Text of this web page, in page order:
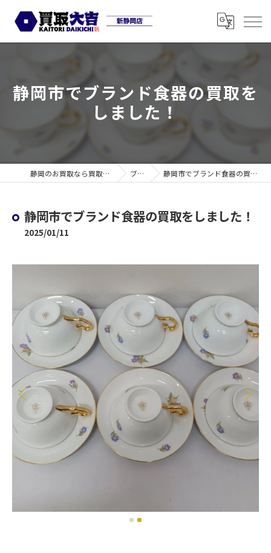
静岡市でブランド食器の買取を
しました！
静岡のお買取なら買取大吉 新静岡店 ブログ 静岡市でブランド食器の買取をしました！
静岡市でブランド食器の買取をしました！
2025/01/11